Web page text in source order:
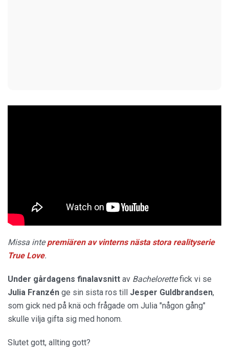
Missa intepremiären av vinterns nästa stora realityserie
True Love.
Under gårdagens finalavsnitt av Bachelorettefick vi se
Julia Franzén ge sin sista ros till Jesper Guldbrandsen,
som gick ned på knä och frågade om Julia "någon gång"
skulle vilja gifta sig med honom.
Slutet gott, allting gott?